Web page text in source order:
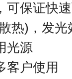
可保证快
热) ，发
光源
客户使用